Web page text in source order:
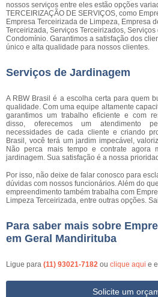
nossos serviços entre eles estão opções
TERCEIRIZAÇÃO DE SERVIÇOS, como
Empresa Terceirizada de Limpeza, Empresa
Terceirizada, Serviços Terceirizados,
Condomínio. Garantimos a satisfação dos
único e alta qualidade para nossos clientes.
Serviços de Jardinagem
A RBW Brasil é a escolha certa para quem
qualidade. Com uma equipe altamente
garantimos um trabalho eficiente e com
disso, oferecemos um atendimento
necessidades de cada cliente e criando
Brasil, você terá um jardim impecável,
Não perca mais tempo e contrate agora
jardinagem. Sua satisfação é a nossa
Por isso, não deixe de falar conosco para
dúvidas com nossos funcionários. Além do
empreendimento também trabalha com
Limpeza Terceirizada, entre outras opções.
Para saber mais sobre
em Geral Mandirituba
Ligue para (11) 93021-7182 ou clique aqui e
Solicite um